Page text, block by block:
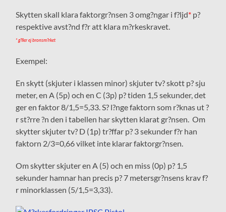
Skytten skall klara faktorgr?nsen 3 omg?ngar i f?ljd* p?
respektive avst?nd f?r att klara m?rkeskravet.
* g?ller ej bronsm?rket
Exempel:
En skytt (skjuter i klassen minor) skjuter tv? skott p? sju
meter, en A (5p) och en C (3p) p? tiden 1,5 sekunder, det
ger en faktor 8/1,5=5,33. S? l?nge faktorn som r?knas ut ?
r st?rre ?n den i tabellen har skytten klarat gr?nsen. Om
skytter skjuter tv? D (1p) tr?ffar p? 3 sekunder f?r han
faktorn 2/3=0,66 vilket inte klarar faktorgr?nsen.
Om skytter skjuter en A (5) och en miss (0p) p? 1,5
sekunder hamnar han precis p? 7 metersgr?nsens krav f?
r minorklassen (5/1,5=3,33).